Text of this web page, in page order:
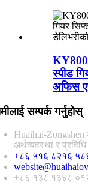
KY800
स्पीड
अफिस
सम्पर्क गर्नुहोस्
Huaihai-Zongshen
अर्थव्यवस्था र
+८६ ५१६ ८२१६
+८६ १३८ १३४८